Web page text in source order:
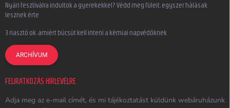
Nyári fesztiválra indultok a gyerekekkel? Védd meg füleit, egyszer hálásak
lesznek érte
3 riasztó ok, amiért búcsút kell inteni a kémiai napvédőknek
ARCHÍVUM
FELIRATKOZÁS HÍRLEVÉLRE
Adja meg az e-mail címét, és mi tájékoztatást küldünk webáruházunk